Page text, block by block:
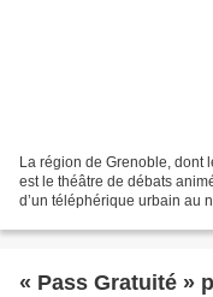
La région de Grenoble, dont
est le théâtre de débats
d’un téléphérique urbain au
« Pass Gratuité »